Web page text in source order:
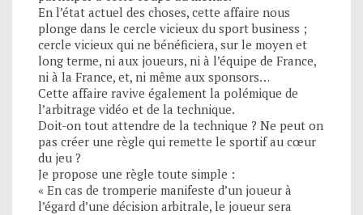
En l’état actuel des choses, cette affaire nous
plonge dans le cercle vicieux du sport business ;
cercle vicieux qui ne bénéficiera, sur le moyen et
long terme, ni aux joueurs, ni à l’équipe de France,
ni à la France, et, ni même aux sponsors…
Cette affaire ravive également la polémique de
l’arbitrage vidéo et de la technique.
Doit-on tout attendre de la technique ? Ne peut on
pas créer une règle qui remette le sportif au cœur
du jeu ?
Je propose une règle toute simple :
« En cas de tromperie manifeste d’un joueur à
l’égard d’une décision arbitrale, le joueur sera